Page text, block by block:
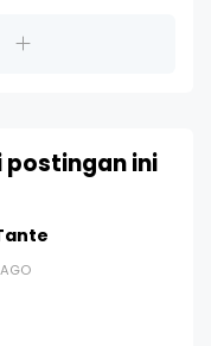
postingan ini